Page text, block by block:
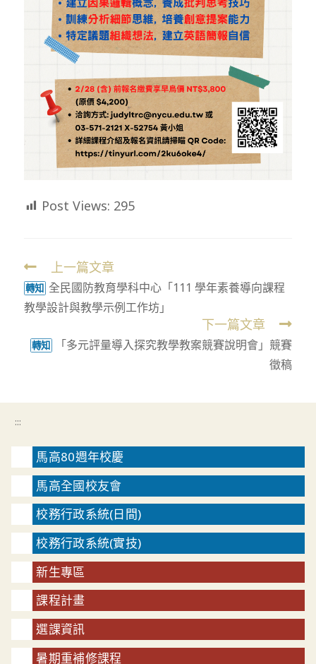
Post Views: 295
Read
more
articles
上一篇文章
轉知 全民國防教育學科中心「111 學年素養導向課程
教學設計與教學示例工作坊」
下一篇文章
轉知
「多元評量導入探究教學教案競賽說明會」競賽
徵稿
:::
馬高80週年校慶
馬高全國校友會
校務行政系統(日間)
校務行政系統(實技)
新生專區
課程計畫
選課資訊
暑期重補修課程